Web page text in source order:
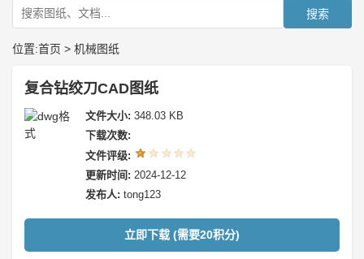
成套图纸
技术文档
我要上传
搜索
位置:首页 > 机械图纸
复合钻绞刀CAD图纸
文件大小: 348.03 KB
下载次数:
文件评级:
更新时间: 2024-12-12
发布人: tong123
立即下载 (需要20积分)